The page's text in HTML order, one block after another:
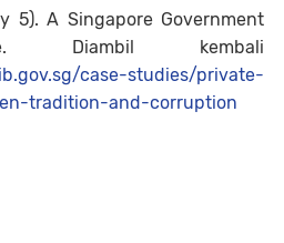
5). A Singapore Government
Diambil kembali
case-studies/private-
tradition-and-corruption